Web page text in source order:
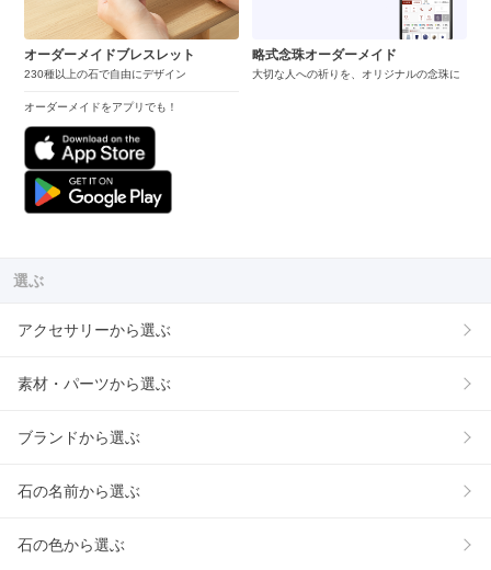
オーダーメイドブレスレット
230種以上の石で自由にデザイン
オーダーメイドをアプリでも！
略式念珠オーダーメイド
大切な人への祈りを、オリジナルの念珠に
選ぶ
アクセサリーから選ぶ
素材・パーツから選ぶ
ブランドから選ぶ
石の名前から選ぶ
石の色から選ぶ